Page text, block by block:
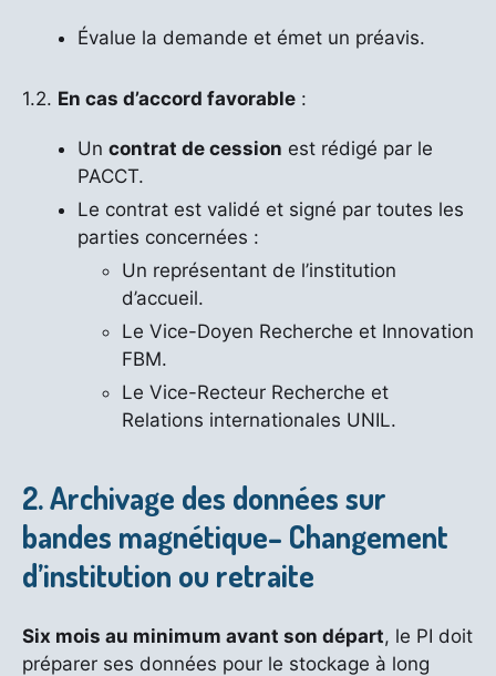
Évalue la demande et émet un préavis.
1.2. En cas d’accord favorable :
Un contrat de cession est rédigé par le
PACCT.
Le contrat est validé et signé par toutes les
parties concernées :
Un représentant de l’institution
d’accueil.
Le Vice-Doyen Recherche et Innovation
FBM.
Le Vice-Recteur Recherche et
Relations internationales UNIL.
2. Archivage des données sur
bandes magnétique– Changement
d’institution ou retraite
Six mois au minimum avant son départ, le PI doit
préparer ses données pour le stockage à long